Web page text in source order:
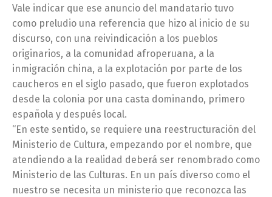
Vale indicar que ese anuncio del mandatario tuvo
como preludio una referencia que hizo al inicio de su
discurso, con una reivindicación a los pueblos
originarios, a la comunidad afroperuana, a la
inmigración china, a la explotación por parte de los
caucheros en el siglo pasado, que fueron explotados
desde la colonia por una casta dominando, primero
española y después local.
“En este sentido, se requiere una reestructuración del
Ministerio de Cultura, empezando por el nombre, que
atendiendo a la realidad deberá ser renombrado como
Ministerio de las Culturas. En un país diverso como el
nuestro se necesita un ministerio que reconozca las